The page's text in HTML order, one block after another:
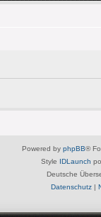
Powered by phpBB®
Style IDLaunch
Deutsche
Datenschutz|